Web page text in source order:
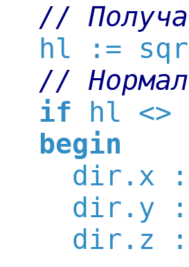
//
hl :=
//
if hl <>
begin
dir.x
dir.y
dir.z